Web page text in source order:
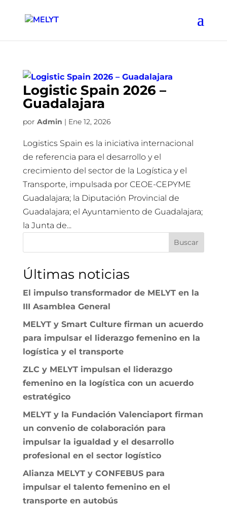
Logistic Spain 2026 –
Guadalajara
por Admin | Ene 12, 2026
Logistics Spain es la iniciativa internacional
de referencia para el desarrollo y el
crecimiento del sector de la Logística y el
Transporte, impulsada por CEOE-CEPYME
Guadalajara; la Diputación Provincial de
Guadalajara; el Ayuntamiento de Guadalajara;
la Junta de...
Buscar
Últimas noticias
El impulso transformador de MELYT en la
III Asamblea General
MELYT y Smart Culture firman un acuerdo
para impulsar el liderazgo femenino en la
logística y el transporte
ZLC y MELYT impulsan el liderazgo
femenino en la logística con un acuerdo
estratégico
MELYT y la Fundación Valenciaport firman
un convenio de colaboración para
impulsar la igualdad y el desarrollo
profesional en el sector logístico
Alianza MELYT y CONFEBUS para
impulsar el talento femenino en el
transporte en autobús